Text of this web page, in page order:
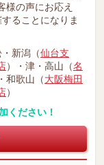
様の声にお応え
ることになりま
新潟（仙台支
）・津・高山（名
和歌山（大阪梅田
）
ください！